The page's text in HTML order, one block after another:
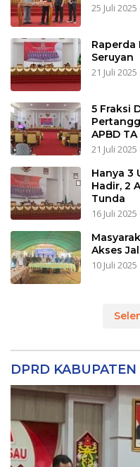
25 Juli 2025
Raperda
Seruyan
21 Juli 2025
5 Fraksi
APBD
21 Juli 2025
Hanya 3
Hadir, 2
Tunda
16 Juli 2025
Akses
10 Juli 2025
DPRD